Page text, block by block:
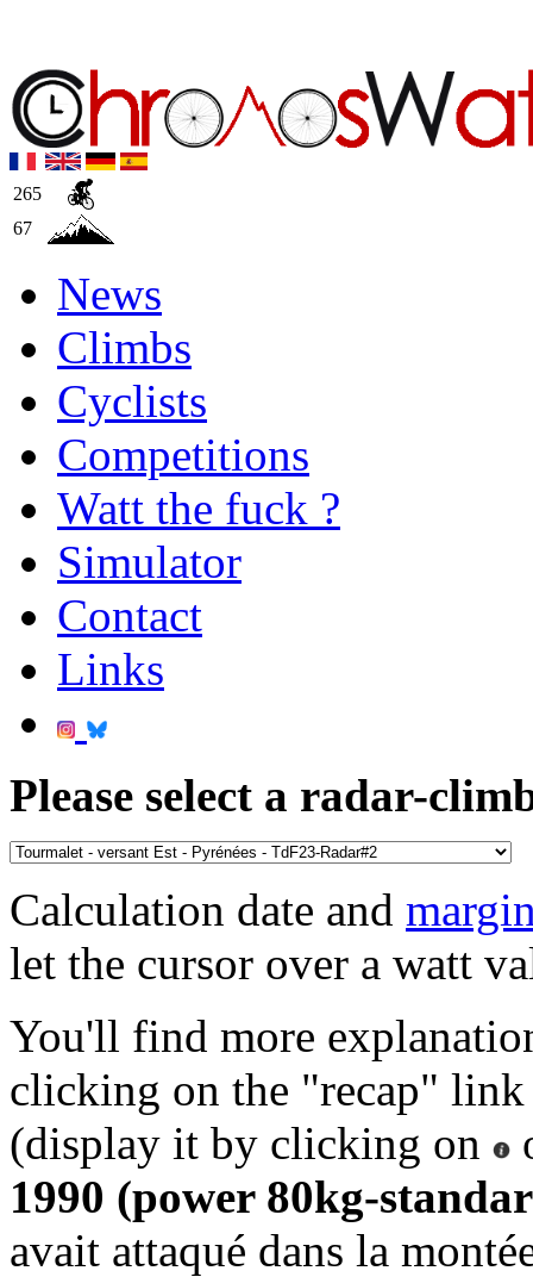
265
67
News
Climbs
Cyclists
Competitions
Watt the fuck ?
Simulator
Contact
Links
Please select a radar-
Calculation date and
let the cursor over a watt
You'll find more
clicking on the "recap"
(display it by clicking on
1990 (power 80kg-
avait attaqué dans la